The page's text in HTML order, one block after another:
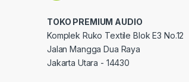
TOKO PREMIUM AUDIO
Komplek Ruko Textile Blok E3 No.12
Jalan Mangga Dua Raya
Jakarta Utara - 14430